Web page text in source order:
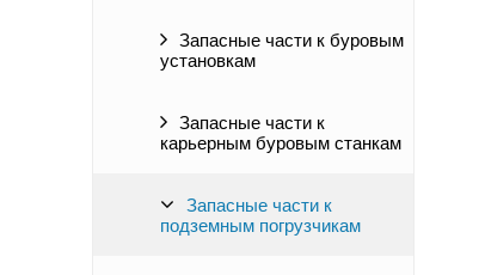
Запасные части к буровым
установкам
Запасные части к
карьерным буровым станкам
Запасные части к
подземным погрузчикам